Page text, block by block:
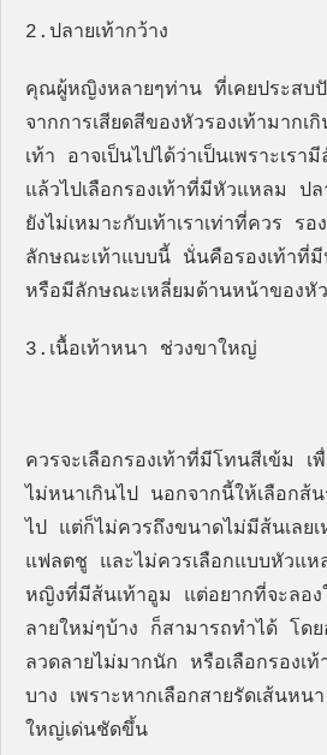
2.ปลายเท้ากว้าง
คุณผู้หญิงหลายๆท่าน ที่เคยประสบ
จากการเสียดสีของหัวรองเท้ามากเ
เท้า อาจเป็นไปได้ว่าเป็นเพราะเร
แล้วไปเลือกรองเท้าที่มีหัวแหลม ป
ยังไม่เหมาะกับเท้าเราเท่าที่ควร รอ
ลักษณะเท้าแบบนี้ นั่นคือรองเท้าที่มี
หรือมีลักษณะเหลี่ยมด้านหน้าของหัว
3.เนื้อเท้าหนา ช่วงขาใหญ่
ควรจะเลือกรองเท้าที่มีโทนสีเข้ม เ
ไม่หนาเกินไป นอกจากนี้ให้เลือกส้
ไป แต่ก็ไม่ควรถึงขนาดไม่มีส้นเลย
แฟลตชู และไม่ควรเลือกแบบหัวแ
หญิงที่มีส้นเท้าอูม แต่อยากที่จะลอง
ลายใหม่ๆบ้าง ก็สามารถทำได้ โดย
ลวดลายไม่มากนัก หรือเลือกรองเท้
บาง เพราะหากเลือกสายรัดเส้นหน
ใหญ่เด่นชัดขึ้น